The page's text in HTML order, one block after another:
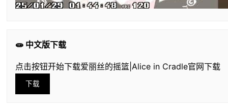
🧫 中文版下载
点击按钮开始下载爱丽丝的摇篮|Alice in Cradle官网下载
下载